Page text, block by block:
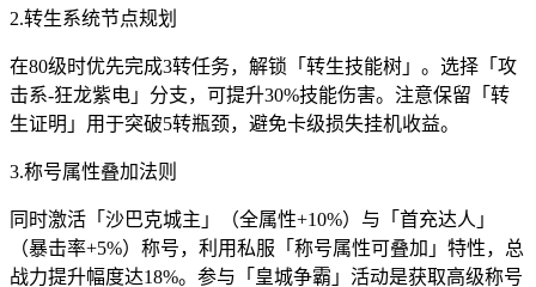
2.转生系统节点规划
在80级时优先完成3转任务，解锁「转生技能树」。选择「攻
击系-狂龙紫电」分支，可提升30%技能伤害。注意保留「转
生证明」用于突破5转瓶颈，避免卡级损失挂机收益。
3.称号属性叠加法则
同时激活「沙巴克城主」（全属性+10%）与「首充达人」
（暴击率+5%）称号，利用私服「称号属性可叠加」特性，总
战力提升幅度达18%。参与「皇城争霸」活动是获取高级称号